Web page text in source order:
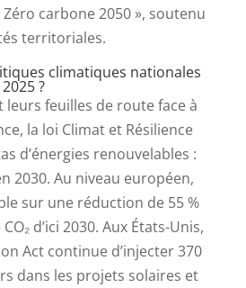
carbone 2050 », soutenu
territoriales.
climatiques nationales
?
leurs feuilles de route face à
la loi Climat et Résilience
d’énergies renouvelables :
2030. Au niveau européen,
sur une réduction de 55 %
d’ici 2030. Aux États-Unis,
Act continue d’injecter 370
dans les projets solaires et